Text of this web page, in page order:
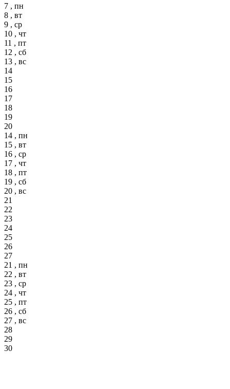
7 , пн
8 , вт
9 , ср
10 , чт
11 , пт
12 , сб
13 , вс
14
15
16
17
18
19
20
14 , пн
15 , вт
16 , ср
17 , чт
18 , пт
19 , сб
20 , вс
21
22
23
24
25
26
27
21 , пн
22 , вт
23 , ср
24 , чт
25 , пт
26 , сб
27 , вс
28
29
30